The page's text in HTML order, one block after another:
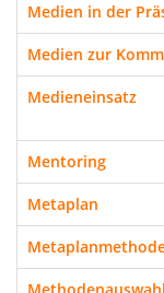
Medien in der
Medien zur
Medieneinsatz
Mentoring
Metaplan